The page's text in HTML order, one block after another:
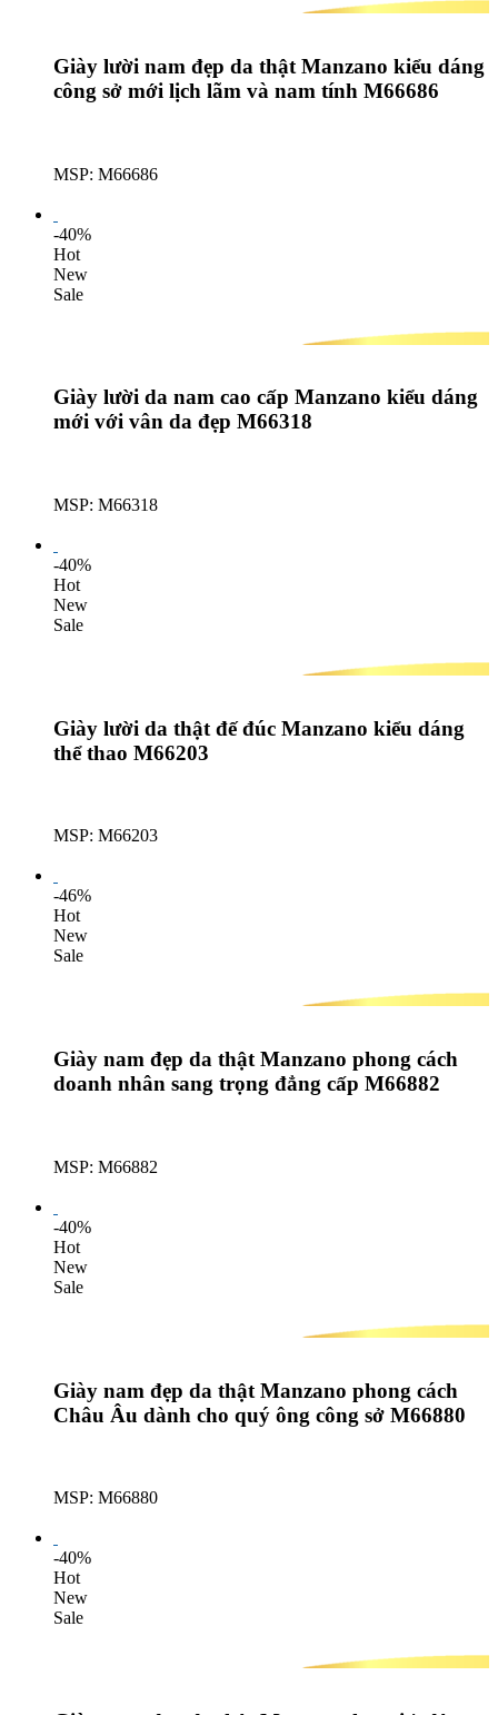
Giày lười nam đẹp da thật Manzano kiểu dáng
công sở mới lịch lãm và nam tính M66686
MSP: M66686
-40%
Hot
New
Sale
Giày lười da nam cao cấp Manzano kiểu dáng
mới với vân da đẹp M66318
MSP: M66318
-40%
Hot
New
Sale
Giày lười da thật đế đúc Manzano kiểu dáng
thể thao M66203
MSP: M66203
-46%
Hot
New
Sale
Giày nam đẹp da thật Manzano phong cách
doanh nhân sang trọng đẳng cấp M66882
MSP: M66882
-40%
Hot
New
Sale
Giày nam đẹp da thật Manzano phong cách
Châu Âu dành cho quý ông công sở M66880
MSP: M66880
-40%
Hot
New
Sale